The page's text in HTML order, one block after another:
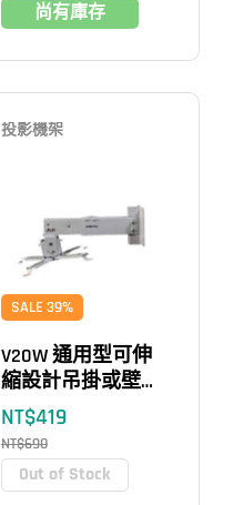
尚有庫存
投影機架
SALE 39%
V20W 通用型可伸
縮設計吊掛或壁掛
投影機架（白色）
NT$690
NT$419
Out of Stock